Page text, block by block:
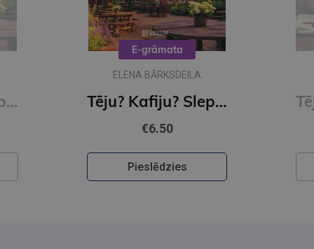
Tēju? Kafiju? Slepkavību! Melu meistarība (e-grāmata)
E-grāmata
ELENA BARKSDEILA
Tēju?Kafiju?Slepkavību! Īena O Šelija atvadu vārdi (e-grāmata)
€6.50
Pieslēdzies